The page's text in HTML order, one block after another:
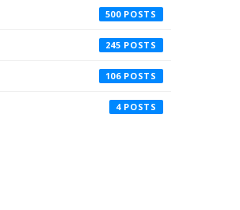
500
245
106
4